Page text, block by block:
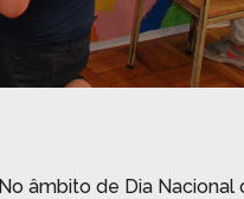
No âmbito de Dia Nacional
Recuperar a sua